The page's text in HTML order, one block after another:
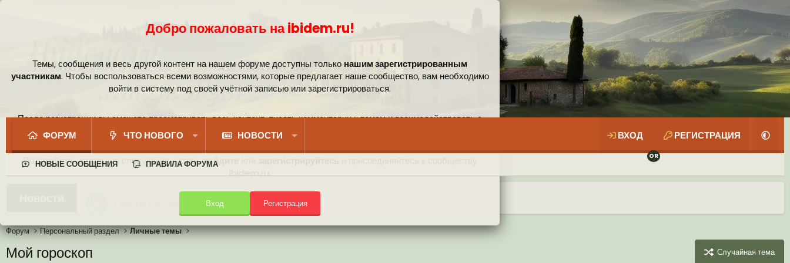
Добро пожаловать на ibidem.ru!
Темы, сообщения и весь другой контент на нашем форуме доступны только нашим зарегистрированным
участникам. Чтобы воспользоваться всеми возможностями, которые предлагает наше сообщество, вам необходимо
войти в систему под своей учётной записью или зарегистрироваться.
После регистрации вы сможете просматривать весь контент, писать комментарии к темам и взаимодействовать с
сообществом.
Пожалуйста, используя следующие кнопки,войдите
ibidem.ru.
Вход Регистрация
ФОРУМ ЧТО НОВОГО НОВОСТИ ВХОД РЕГИСТРАЦИЯ
НОВЫЕ СООБЩЕНИЯ ПРАВИЛА ФОРУМА
Иконки пользователя
Ваши собственные смайлики
Аналитика от Ассистента
Новая система рейтинга (оценок) на форуме
Форум Персональный раздел Личные темы
Мой гороскоп
Случайная тема